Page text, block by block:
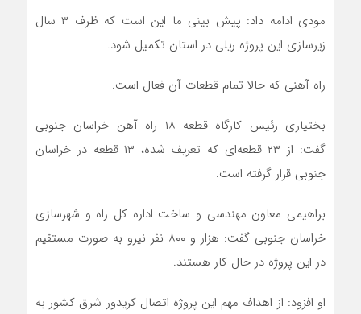
مودی ادامه داد: پیش بینی ما این است که ظرف ۳ سال
زیرسازی این پروژه ریلی در استان تکمیل شود.
راه آهنی که حالا تمام قطعات آن فعال است.
بختیاری رئیس کارگاه قطعه ۱۸ راه آهن خراسان جنوبی
گفت: از ۲۳ قطعه‌ای که تعریف شده، ۱۳ قطعه در خراسان
جنوبی قرار گرفته است.
براهیمی معاون مهندسی و ساخت اداره کل راه و شهرسازی
خراسان جنوبی گفت: هزار و ۸۰۰ نفر نیرو به صورت مستقیم
در این پروژه در حال کار هستند.
او افزود: از اهداف مهم این پروژه اتصال کریدور شرق کشور به